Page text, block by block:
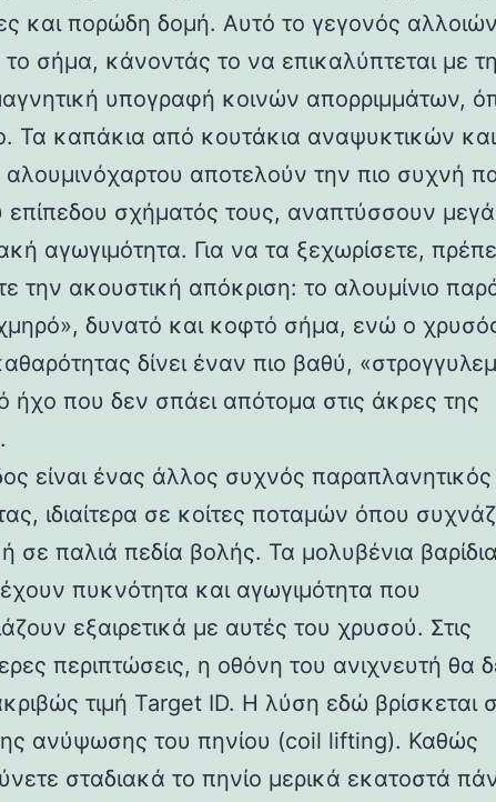
και πορώδη δομή. Αυτό το γεγονός
σήμα, κάνοντάς το να επικαλύπτεται με
υπογραφή κοινών απορριμμάτων,
Τα καπάκια από κουτάκια αναψυκτικών
αλουμινόχαρτου αποτελούν την πιο συχνή
σχήματός τους, αναπτύσσουν
αγωγιμότητα. Για να τα ξεχωρίσετε,
την ακουστική απόκριση: το αλουμίνιο
δυνατό και κοφτό σήμα, ενώ ο
δίνει έναν πιο βαθύ,
ήχο που δεν σπάει απότομα στις άκρες της
είναι ένας άλλος συχνός παραπλανητικός
ιδιαίτερα σε κοίτες ποταμών όπου
σε παλιά πεδία βολής. Τα μολυβένια
πυκνότητα και αγωγιμότητα που
εξαιρετικά με αυτές του χρυσού. Στις
περιπτώσεις, η οθόνη του ανιχνευτή θα
τιμή Target ID. Η λύση εδώ βρίσκεται
ανύψωσης του πηνίου (coil lifting). Καθώς
σταδιακά το πηνίο μερικά εκατοστά